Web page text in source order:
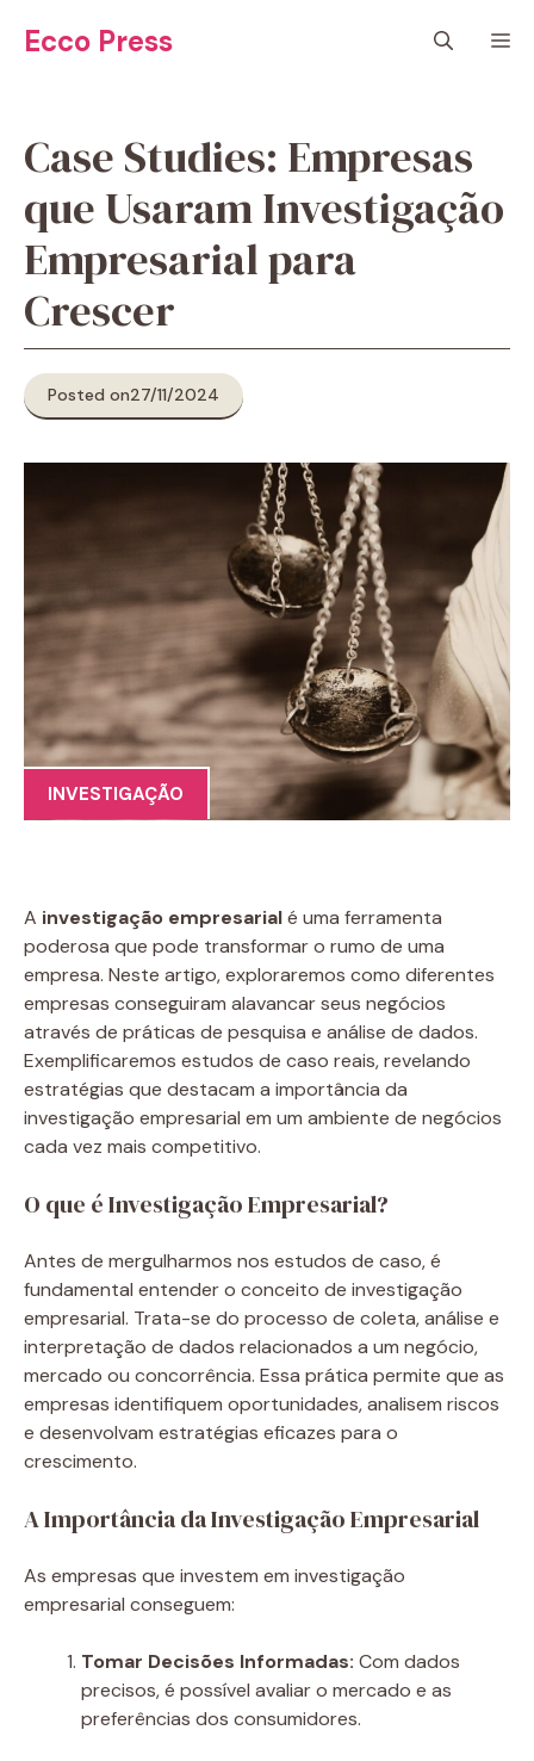
paraEcco Press
Case Studies: Empresas
que Usaram Investigação
Empresarial para
Crescer
Posted on27/11/2024
INVESTIGAÇÃO
A investigação empresarialé uma ferramenta
poderosa que pode transformar o rumo de uma
empresa. Neste artigo, exploraremos como diferentes
empresas conseguiram alavancar seus negócios
através de práticas de pesquisa e análise de dados.
Exemplificaremos estudos de caso reais, revelando
estratégias que destacam a importância da
investigação empresarial em um ambiente de negócios
cada vez mais competitivo.
O que é Investigação Empresarial?
Antes de mergulharmos nos estudos de caso, é
fundamental entender o conceito de investigação
empresarial. Trata-se do processo de coleta, análise e
interpretação de dados relacionados a um negócio,
mercado ou concorrência. Essa prática permite que as
empresas identifiquem oportunidades, analisem riscos
e desenvolvam estratégias eficazes para o
crescimento.
A Importância da Investigação Empresarial
As empresas que investem em investigação
empresarial conseguem:
Tomar Decisões Informadas: Com dados
precisos, é possível avaliar o mercado e as
preferências dos consumidores.